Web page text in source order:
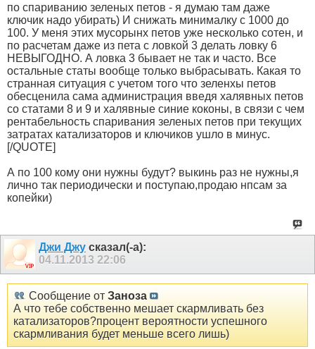
по спариванию зеленых петов - я думаю там даже
ключик надо убирать) И снижать минималку с 1000 до
100. У меня этих мусорынх петов уже несколько сотен, и
по расчетам даже из пета с ловкой 3 делать ловку 6
НЕВЫГОДНО. А ловка 3 бывает не так и часто. Все
остальные статы вообще только выбрасывать. Какая то
странная ситуация с учетом того что зеленхы петов
обесценила сама администрация введя халявных петов
со статами 8 и 9 и халявные синие коконы, в связи с чем
рентабельность спаривания зеленых петов при текущих
затратах катализаторов и ключиков ушло в минус.
[/QUOTE]
А по 100 кому они нужны будут? выкинь раз не нужны,я
лично так периодически и поступаю,продаю нпсам за
копейки)
Джи Джу сказал(-а):
04.11.2013 22:06
Сообщение от Заноза
А что тебе собственно мешает скармливать без
катализаторов?процент вероятности успешного
скармливания будет меньше всего лишь)